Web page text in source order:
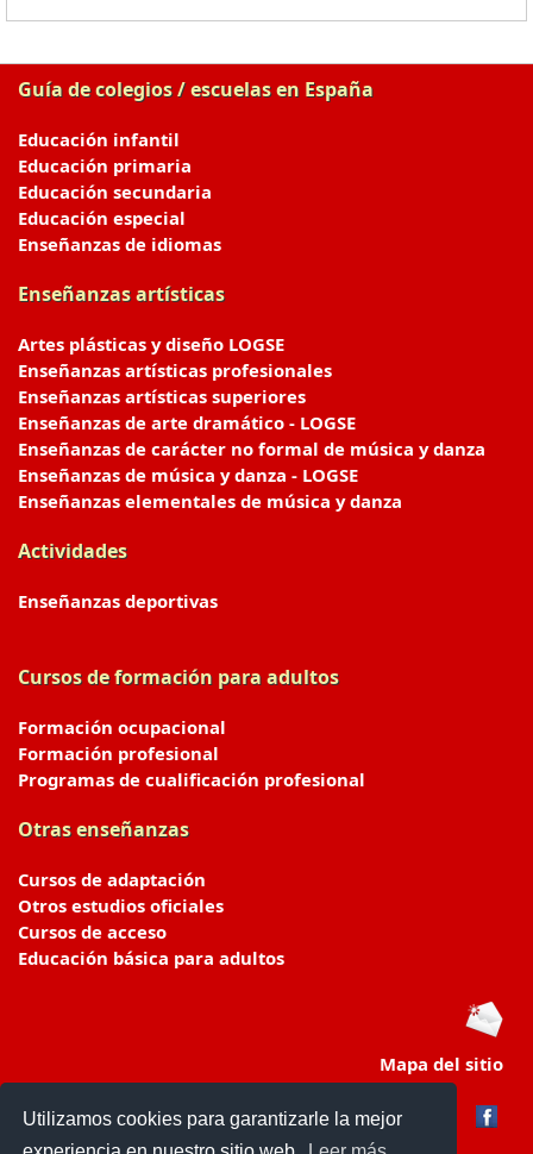
Utilizamos cookies para garantizarle la mejor
Guía de colegios / escuelas en España
Educación infantil
Educación primaria
Educación secundaria
Educación especial
Enseñanzas de idiomas
Enseñanzas artísticas
Artes plásticas y diseño LOGSE
Enseñanzas artísticas profesionales
Enseñanzas artísticas superiores
Enseñanzas de arte dramático - LOGSE
Enseñanzas de carácter no formal de música y danza
Enseñanzas de música y danza - LOGSE
Enseñanzas elementales de música y danza
Actividades
Enseñanzas deportivas
Cursos de formación para adultos
Formación ocupacional
Formación profesional
Programas de cualificación profesional
Otras enseñanzas
Cursos de adaptación
Otros estudios oficiales
Cursos de acceso
Educación básica para adultos
Mapa del sitio